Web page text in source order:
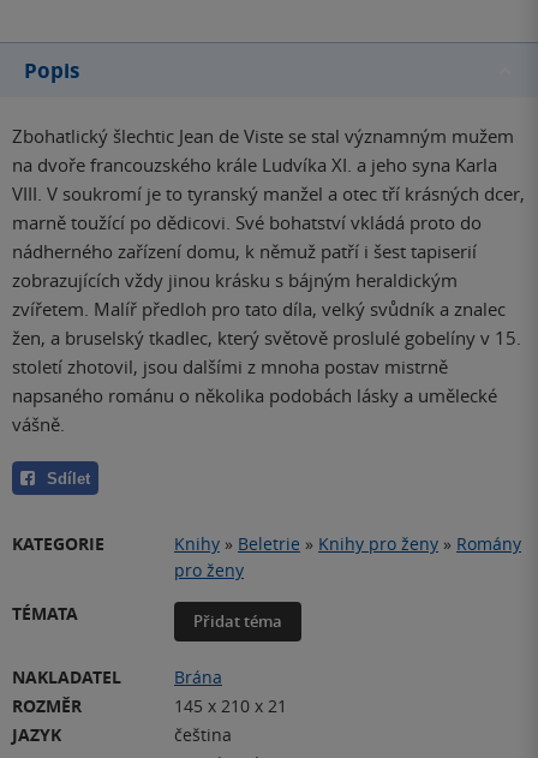
Popis
Zbohatlický šlechtic Jean de Viste se stal významným mužem
na dvoře francouzského krále Ludvíka XI. a jeho syna Karla
VIII. V soukromí je to tyranský manžel a otec tří krásných dcer,
marně toužící po dědicovi. Své bohatství vkládá proto do
nádherného zařízení domu, k němuž patří i šest tapiserií
zobrazujících vždy jinou krásku s bájným heraldickým
zvířetem. Malíř předloh pro tato díla, velký svůdník a znalec
žen, a bruselský tkadlec, který světově proslulé gobelíny v 15.
století zhotovil, jsou dalšími z mnoha postav mistrně
napsaného románu o několika podobách lásky a umělecké
vášně.
Sdílet
KATEGORIE Knihy » Beletrie » Knihy pro ženy » Romány
pro ženy
TÉMATA
Přidat téma
NAKLADATEL
Brána
ROZMĚR
145 x 210 x 21
JAZYK
čeština